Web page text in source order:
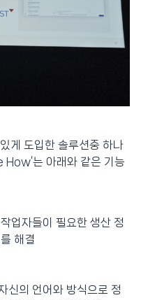
게 도입한 솔루션중 하나
How’는 아래와 같은 기능
업자들이 필요한 생산 정
해결
신의 언어와 방식으로 정